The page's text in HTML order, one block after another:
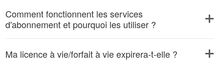
Comment fonctionnent les services
d'abonnement et pourquoi les utiliser ?
Ma licence à vie/forfait à vie expirera-t-elle ?